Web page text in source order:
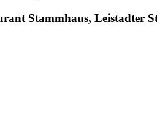
Stammhaus, Leistadter